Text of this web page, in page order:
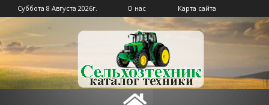
Суббота 8 Августа 2026г. О нас Карта сайта